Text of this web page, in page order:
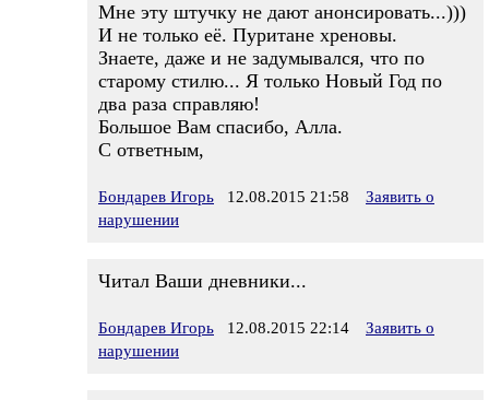
Мне эту штучку не дают анонсировать...)))
И не только её. Пуритане хреновы.
Знаете, даже и не задумывался, что по
старому стилю... Я только Новый Год по
два раза справляю!
Большое Вам спасибо, Алла.
С ответным,
Бондарев Игорь 12.08.2015 21:58
Заявить о
нарушении
Читал Ваши дневники...
Бондарев Игорь 12.08.2015 22:14
Заявить о
нарушении